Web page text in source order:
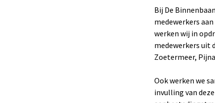
Bij De
medewerkers
werken wij in
medewerkers uit
Zoetermeer,
Ook werken we
invulling van